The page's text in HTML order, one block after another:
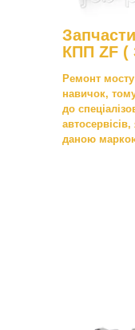
КПП ZF (
Ремонт
навичок,
до
даною